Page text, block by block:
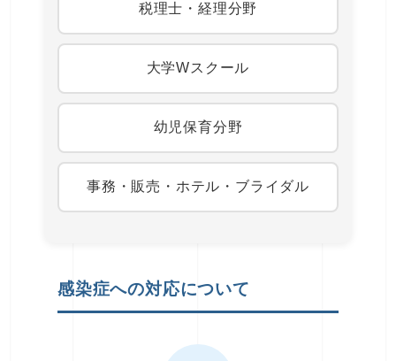
税理士・経理分野
大学Wスクール
幼児保育分野
事務・販売・ホテル・ブライダル
感染症への対応について